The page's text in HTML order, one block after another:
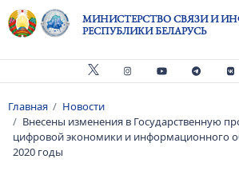
Перейти к основному содержанию
МИНИСТЕРСТВО СВЯЗИ И
РЕСПУБЛИКИ БЕЛАРУСЬ
Строка навигации
Главная
Новости
Внесены изменения в Государственную
цифровой экономики и информационного
2020 годы